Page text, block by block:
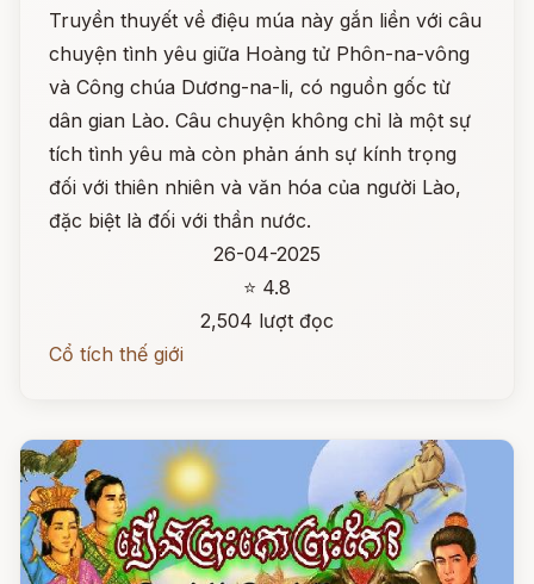
Truyền thuyết về điệu múa này gắn liền với câu
chuyện tình yêu giữa Hoàng tử Phôn-na-vông
và Công chúa Dương-na-li, có nguồn gốc từ
dân gian Lào. Câu chuyện không chỉ là một sự
tích tình yêu mà còn phản ánh sự kính trọng
đối với thiên nhiên và văn hóa của người Lào,
đặc biệt là đối với thần nước.
26-04-2025
⭐ 4.8
2,504 lượt đọc
Cổ tích thế giới